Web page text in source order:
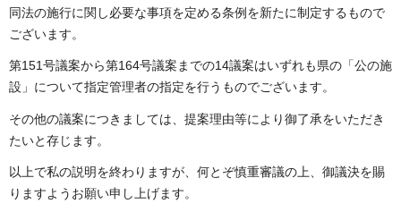
同法の施行に関し必要な事項を定める条例を新たに制定するもので
ございます。
第151号議案から第164号議案までの14議案はいずれも県の「公の施
設」について指定管理者の指定を行うものでございます。
その他の議案につきましては、提案理由等により御了承をいただき
たいと存じます。
以上で私の説明を終わりますが、何とぞ慎重審議の上、御議決を賜
りますようお願い申し上げます。